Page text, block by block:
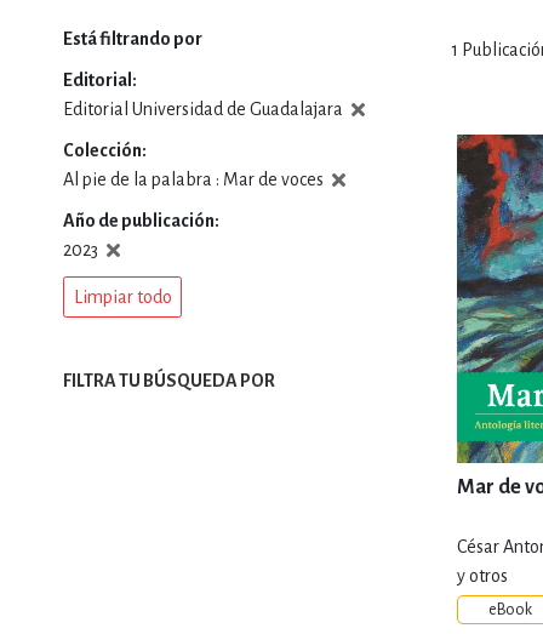
CONSULTA,
DEPORTES Y
ESTILOS DE
INFANTILES,
1
Mar de
César
y otros
eBook
Está filtrando por
Editorial
Editorial Universidad de Guadalajara
Colección
Al pie de la palabra : Mar de voces
Año de publicación
2023
Limpiar todo
FILTRA TU BÚSQUEDA POR